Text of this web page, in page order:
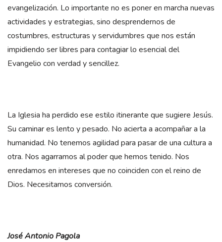
evangelización. Lo importante no es poner en marcha nuevas
actividades y estrategias, sino desprendernos de
costumbres, estructuras y servidumbres que nos están
impidiendo ser libres para contagiar lo esencial del
Evangelio con verdad y sencillez.
La Iglesia ha perdido ese estilo itinerante que sugiere Jesús.
Su caminar es lento y pesado. No acierta a acompañar a la
humanidad. No tenemos agilidad para pasar de una cultura a
otra. Nos agarramos al poder que hemos tenido. Nos
enredamos en intereses que no coinciden con el reino de
Dios. Necesitamos conversión.
José Antonio Pagola